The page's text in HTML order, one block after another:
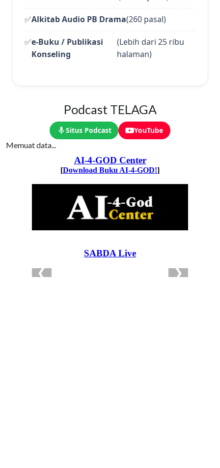
✅Alkitab Audio PB Drama(260 pasal)
✅e-Buku / Publikasi
Konseling
(Lebih dari 25 ribu
halaman)
Podcast TELAGA
Situs Podcast
YouTube
Memuat data...